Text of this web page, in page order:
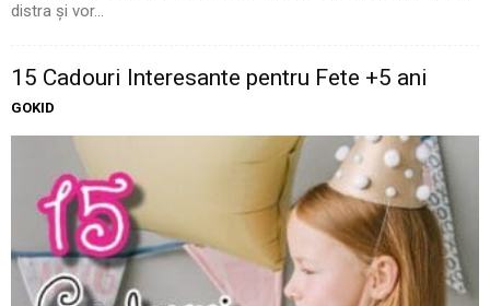
distra și vor...
15 Cadouri Interesante pentru Fete +5 ani
GOKID